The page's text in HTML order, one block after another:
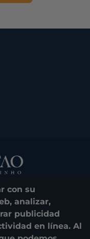
con su
analizar,
publicidad
en línea. Al